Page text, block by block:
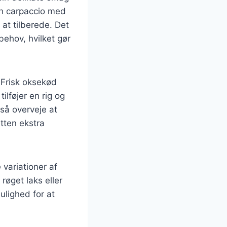
carpaccio med
tilberede. Det
hvilket gør
oksekød
en rig og
overveje at
ekstra
variationer af
laks eller
for at